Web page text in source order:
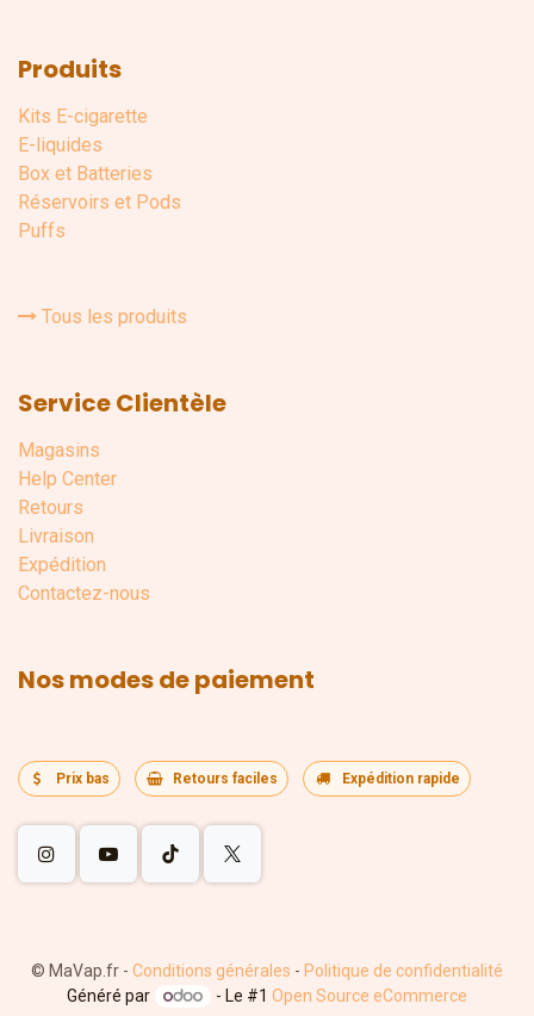
Produits
Kits E-cigarette
E-liquides
Box et Batteries
Réservoirs et Pods
Puffs
Tous les produits
Service Clientèle
Magasins
Help Center
Retours
Livraison
Expédition
Contactez-nous
Nos modes de paiement
Prix bas Retours faciles Expédition rapide
© MaVap.fr - Conditions générales - Politique de confidentialité
Généré par
- Le #1 Open Source eCommerce